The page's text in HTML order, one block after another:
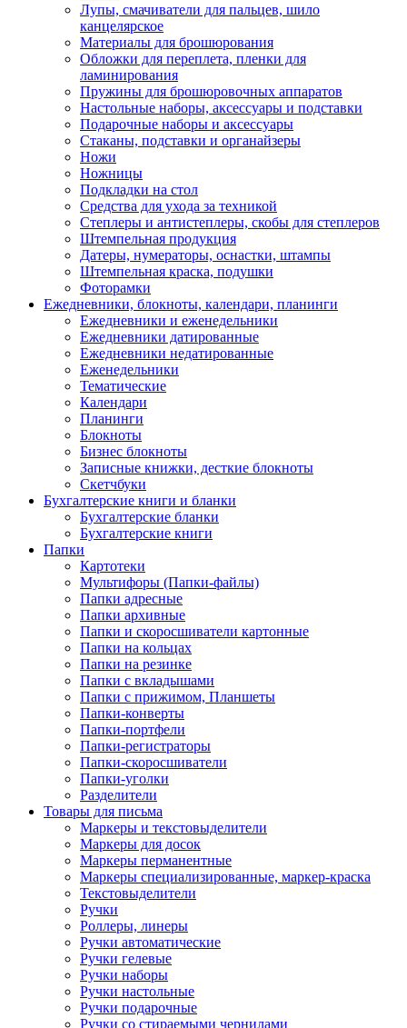
Лупы, смачиватели для пальцев, шило
канцелярское
Материалы для брошюрования
Обложки для переплета, пленки для
ламинирования
Пружины для брошюровочных аппаратов
Настольные наборы, аксессуары и подставки
Подарочные наборы и аксессуары
Стаканы, подставки и органайзеры
Ножи
Ножницы
Подкладки на стол
Средства для ухода за техникой
Степлеры и антистеплеры, скобы для степлеров
Штемпельная продукция
Датеры, нумераторы, оснастки, штампы
Штемпельная краска, подушки
Фоторамки
Ежедневники, блокноты, календари, планинги
Ежедневники и еженедельники
Ежедневники датированные
Ежедневники недатированные
Еженедельники
Тематические
Календари
Планинги
Блокноты
Бизнес блокноты
Записные книжки, десткие блокноты
Скетчбуки
Бухгалтерские книги и бланки
Бухгалтерские бланки
Бухгалтерские книги
Папки
Картотеки
Мультифоры (Папки-файлы)
Папки адресные
Папки архивные
Папки и скоросшиватели картонные
Папки на кольцах
Папки на резинке
Папки с вкладышами
Папки с прижимом, Планшеты
Папки-конверты
Папки-портфели
Папки-регистраторы
Папки-скоросшиватели
Папки-уголки
Разделители
Товары для письма
Маркеры и текстовыделители
Маркеры для досок
Маркеры перманентные
Маркеры специализированные, маркер-краска
Текстовыделители
Ручки
Роллеры, линеры
Ручки автоматические
Ручки гелевые
Ручки наборы
Ручки настольные
Ручки подарочные
Ручки со стираемыми чернилами